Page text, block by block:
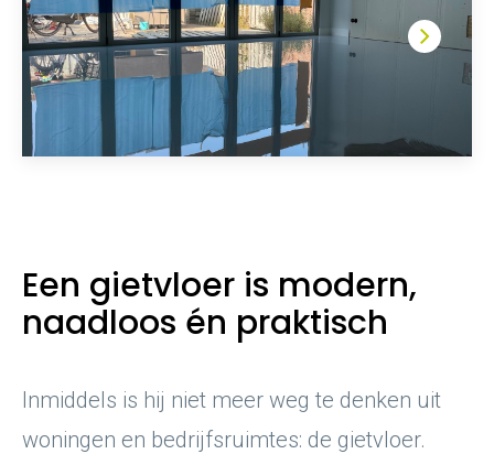
Een gietvloer is modern,
naadloos én praktisch
Inmiddels is hij niet meer weg te denken uit
woningen en bedrijfsruimtes: de gietvloer.